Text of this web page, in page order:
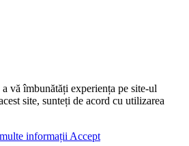
vă îmbunătăți experiența pe site-ul
site, sunteți de acord cu utilizarea
informații Accept